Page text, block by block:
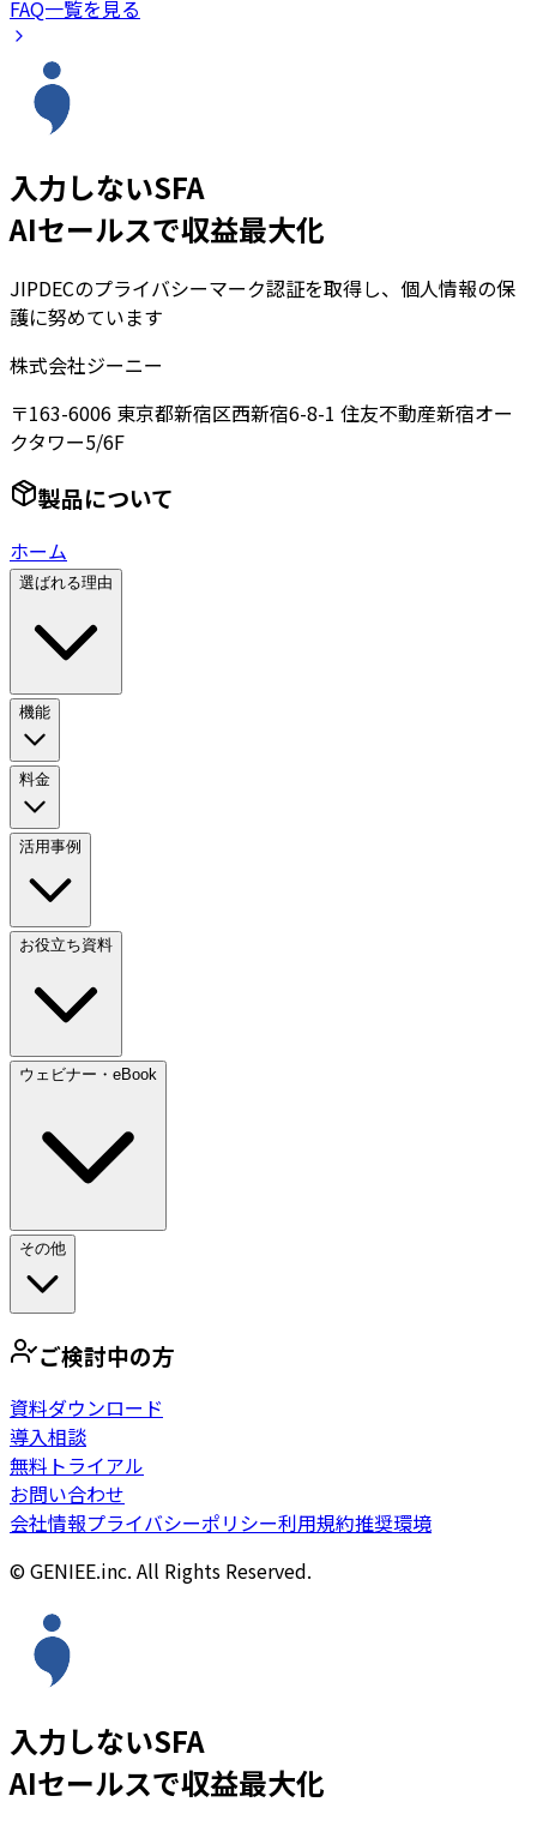
FAQ一覧を見る
入力しないSFA
AIセールスで収益最大化
JIPDECのプライバシーマーク認証を取得し、個人情報の保
護に努めています
株式会社ジーニー
〒163-6006 東京都新宿区西新宿6-8-1 住友不動産新宿オー
クタワー5/6F
製品について
ホーム
選ばれる理由
機能
料金
活用事例
お役立ち資料
ウェビナー・eBook
その他
ご検討中の方
資料ダウンロード
導入相談
無料トライアル
お問い合わせ
会社情報プライバシーポリシー利用規約推奨環境
© GENIEE.inc. All Rights Reserved.
入力しないSFA
AIセールスで収益最大化